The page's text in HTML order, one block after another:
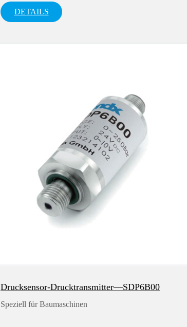
DETAILS
Drucksensor-Drucktransmitter—SDP6B00
Speziell für Baumaschinen